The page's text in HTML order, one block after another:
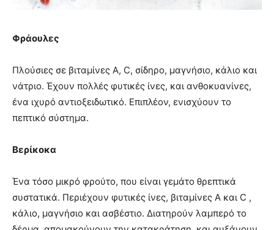
Φράουλες
Πλούσιες σε βιταμίνες Α, C, σίδηρο, μαγνήσιο, κάλιο και
νάτριο. Έχουν πολλές φυτικές ίνες, και ανθοκυανίνες,
ένα ιχυρό αντιοξειδωτικό. Επιπλέον, ενισχύουν το
πεπτικό σύστημα.
Βερίκοκα
Ένα τόσο μικρό φρούτο, που είναι γεμάτο θρεπτικά
συστατικά. Περιέχουν φυτικές ίνες, βιταμίνες Α και C ,
κάλιο, μαγνήσιο και ασβέστιο. Διατηρούν λαμπερό το